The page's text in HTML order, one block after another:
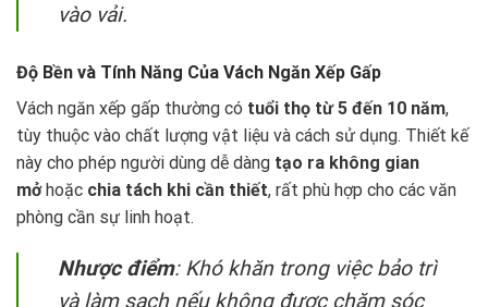
vào vải.
Độ Bền và Tính Năng Của Vách Ngăn Xếp Gấp
Vách ngăn xếp gấp thường có tuổi thọ từ 5 đến 10 năm,
tùy thuộc vào chất lượng vật liệu và cách sử dụng. Thiết kế
này cho phép người dùng dễ dàng tạo ra không gian
mởhoặc chia tách khi cần thiết, rất phù hợp cho các văn
phòng cần sự linh hoạt.
Nhược điểm: Khó khăn trong việc bảo trì
và làm sạch nếu không được chăm sóc